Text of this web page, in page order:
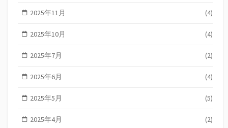
2025年11月 (4)
2025年10月 (4)
2025年7月 (2)
2025年6月 (4)
2025年5月 (5)
2025年4月 (2)